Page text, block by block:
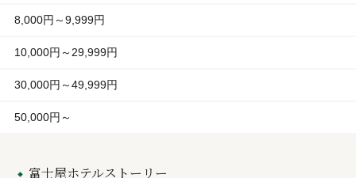
8,000円～9,999円
10,000円～29,999円
30,000円～49,999円
50,000円～
富士屋ホテルストーリー